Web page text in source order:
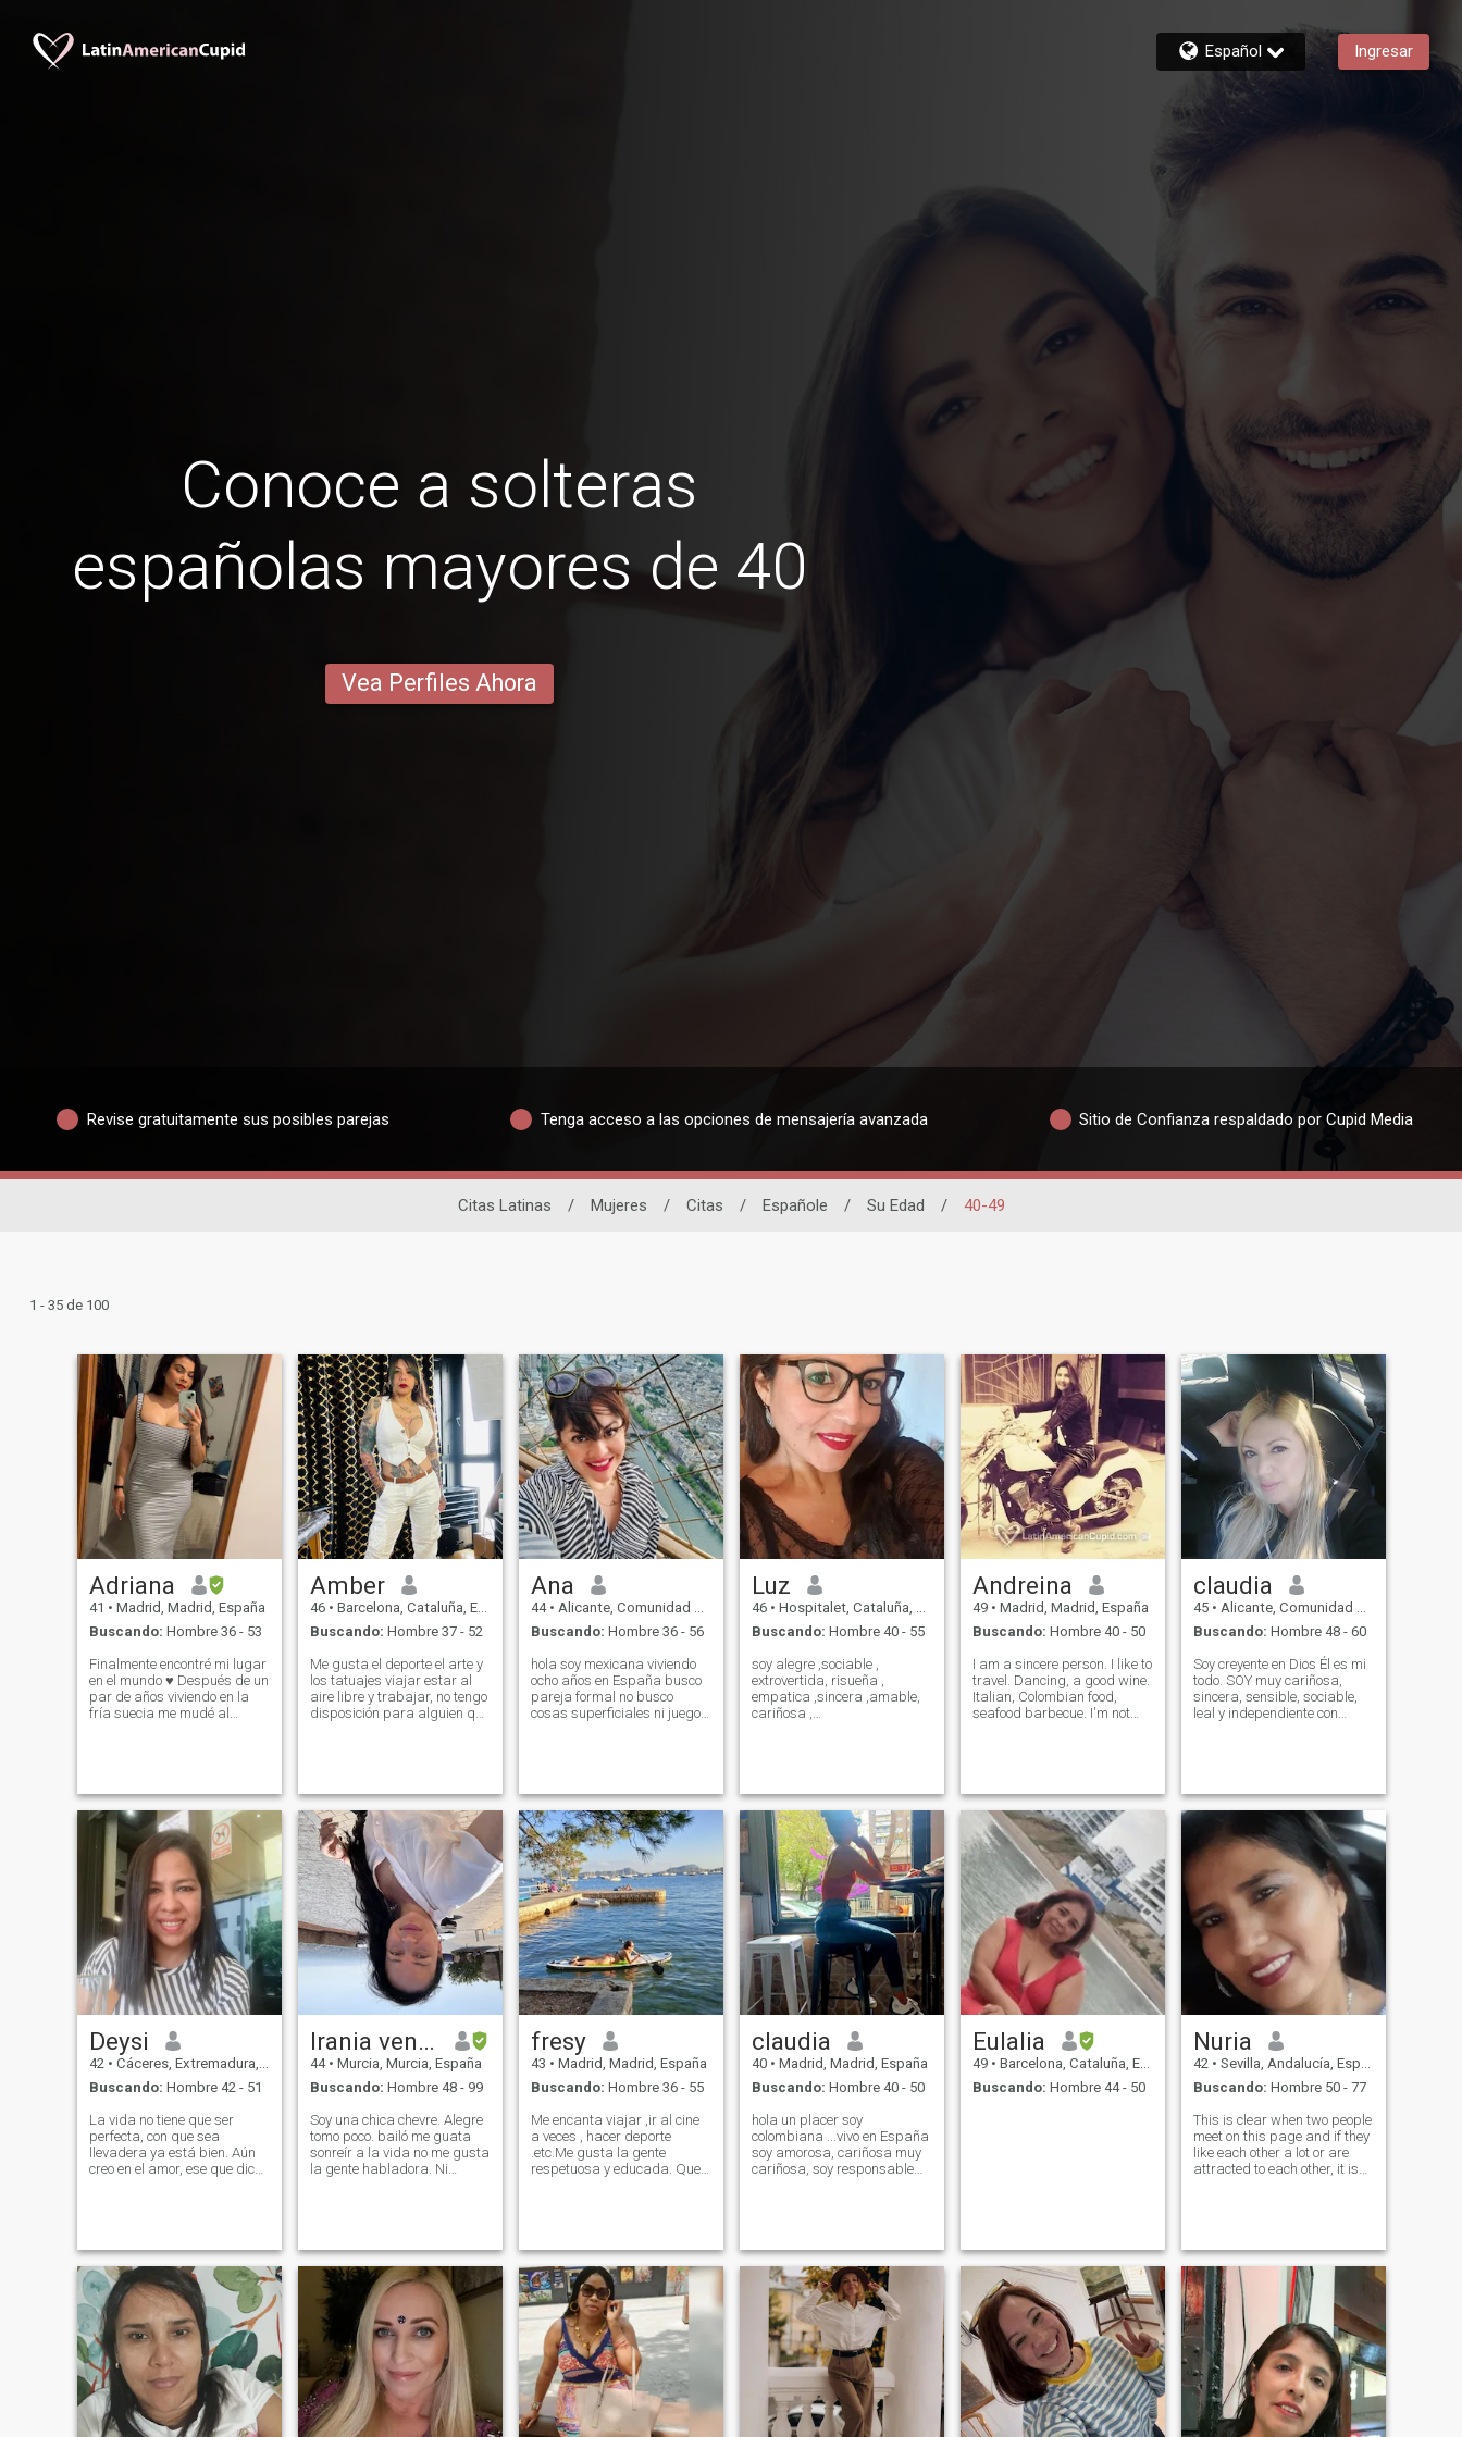
Español Ingresar
Conoce a solteras
españolas mayores de 40
Vea Perfiles Ahora
Revise gratuitamente sus posibles parejas Tenga acceso a las opciones de mensajería avanzada Sitio de Confianza respaldado por Cupid Media
Citas Latinas / Mujeres / Citas / Españole / Su Edad / 40-49
1 - 35 de 100
Adriana
41 • Madrid, Madrid, España
Buscando: Hombre 36 - 53
Finalmente encontré mi lugar
en el mundo ♥️ Después de un
par de años viviendo en la
fría suecia me mudé al
profundamente ♥️ Pero soy
quisquillosa y tímida con los
chicos, veré si puedo
encontrar lo extraordinario ♥️
Amber
46 • Barcelona, Cataluña, España
Buscando: Hombre 37 - 52
Me gusta el deporte el arte y
los tatuajes viajar estar al
aire libre y trabajar, no tengo
disposición para alguien que
aquí para pedir "regalitos" a
nadie mis intereses son
bastante claros con gente
madura que sepa tomar
decisiones y estar bien
plantado en la tierra si te
gusta mi foto te gusta el arte
pero debes ser inteligente
para ver mucho más allá, no
tengo ni quiero visa ni la
busco ni papeles de ningún
Ana
44 • Alicante, Comunidad Valenciana, España
Buscando: Hombre 36 - 56
hola soy mexicana viviendo
ocho años en España busco
pareja formal no busco
cosas superficiales ni juegos
gusta trabajar en mi área
mental y emocional soy
generosa leal y buena
persona. No me gustan las
malas vibras. me gusta
cantar la psicología, correr,
viajar y ver buenas películas.
Luz
46 • Hospitalet, Cataluña, España
Buscando: Hombre 40 - 55
soy alegre ,sociable ,
extrovertida, risueña ,
empatica ,sincera ,amable,
cariñosa ,
soy muy de casa ,los ríos
montañas ver películas la
música me gusta mucho
estar por mi pareja tengo
mucha cultura
Andreina
49 • Madrid, Madrid, España
Buscando: Hombre 40 - 50
I am a sincere person. I like to
travel. Dancing, a good wine.
Italian, Colombian food,
seafood barbecue. I'm not
relationship. If you see that
you cannot please, do not
write, do not waste time and
do not make me waste it, if
you do not have a photo, do
not write. I want a man for
my life. interesting
attractive... let him love you. in
every sense of the word a
man... do not waste time if he
does not have these
characteristics... Of the 4 0
years onwards until 5 0
years of age.
claudia
45 • Alicante, Comunidad Valenciana, España
Buscando: Hombre 48 - 60
Soy creyente en Dios Él es mi
todo. SOY muy cariñosa,
sincera, sensible, sociable,
leal y independiente con
buena esposa en todos
sentidos 😉
Deysi
42 • Cáceres, Extremadura, España
Buscando: Hombre 42 - 51
La vida no tiene que ser
perfecta, con que sea
llevadera ya está bien. Aún
creo en el amor, ese que dice
considero una persona
respetuosa, tolerante, atenta,
pero sobre todo leal. Solo hay
que disfrutar el día a día con
aquellas personas que te
hagan sentir querida. Algún
día espero encontrar en mi
camino un compañero para
construir una relación a
largo plazo y disfrutar
nuestros días. La paz y la
tranquilidad no tienen precio.
Irania venezolana
44 • Murcia, Murcia, España
Buscando: Hombre 48 - 99
Soy una chica chevre. Alegre
tomo poco. bailó me guata
sonreír a la vida no me gusta
la gente habladora. Ni
amigable amable servicial
tengo mucho q dar cuendo
encuentro a mi pareja ideal
fresy
43 • Madrid, Madrid, España
Buscando: Hombre 36 - 55
Me encanta viajar ,ir al cine
a veces , hacer deporte
.etc.Me gusta la gente
respetuosa y educada. Que
perder el tiempo no deseo
que me escriban hombres
con sobrepeso y que no
tengan buen habito en su
alimentacion .
claudia
40 • Madrid, Madrid, España
Buscando: Hombre 40 - 50
hola un placer soy
colombiana ...vivo en España
soy amorosa, cariñosa muy
cariñosa, soy responsable
bailar cocinar ect...quiero
conocer a alguien que me
haga sentir segura de lo que
el siente por mí, y yo volverlo
el dueño de mi universo...
QUIERO ENAMORARME 🥰😍
ABSTENERSE HOMBRES
QUE MUESTRAN
DESINTERES AL 3 DIA.. no al
Ghosting 🫵
Eulalia
49 • Barcelona, Cataluña, España
Buscando: Hombre 44 - 50
Nuria
42 • Sevilla, Andalucía, España
Buscando: Hombre 50 - 77
This is clear when two people
meet on this page and if they
like each other a lot or are
attracted to each other, it is
person, the fact that a
person talks, sends
messages, sends a hello,
how are you hello better is
something of courtesy it is
something of kindness when
it refers to love or love it is
courtesy mmm and obviously
if a friendship is being built
how a friendship was built
talking interacting sharing
messages it is not because